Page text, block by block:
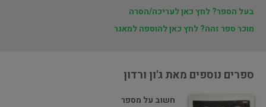
בעל הספר? לחץ כאן לעריכה/הסרה
מוכר ספר זהה? לחץ כאן להוספה למאגר
ספרים נוספים מאת ג'ון ורדון
חשוב על מספר